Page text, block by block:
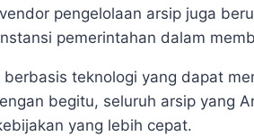
pengelolaan arsip juga
pemerintahan dalam
teknologi yang dapat
begitu, seluruh arsip yang
yang lebih cepat.